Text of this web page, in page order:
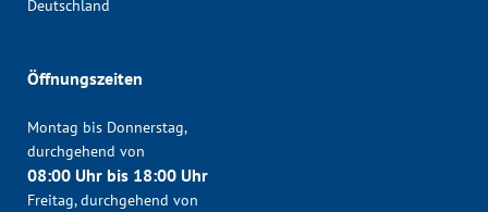
Deutschland
Öffnungszeiten
Montag bis Donnerstag,
durchgehend von
08:00 Uhr bis 18:00 Uhr
Freitag, durchgehend von